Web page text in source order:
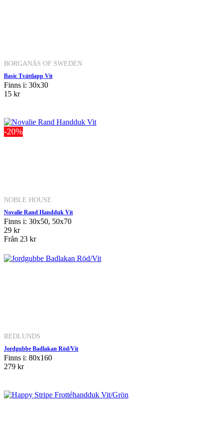
BORGANÄS OF SWEDEN
Basic Tvättlapp Vit
Finns i: 30x30
15 kr
-20%
NOBLE HOUSE
Novalie Rand Handduk Vit
Finns i: 30x50, 50x70
29 kr
Från 23 kr
REDLUNDS
Jordgubbe Badlakan Röd/Vit
Finns i: 80x160
279 kr